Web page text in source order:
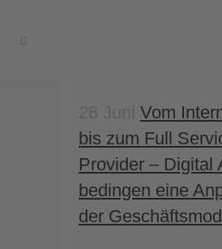
Vom
bis zum Full
Provider – Digital
bedingen eine
der